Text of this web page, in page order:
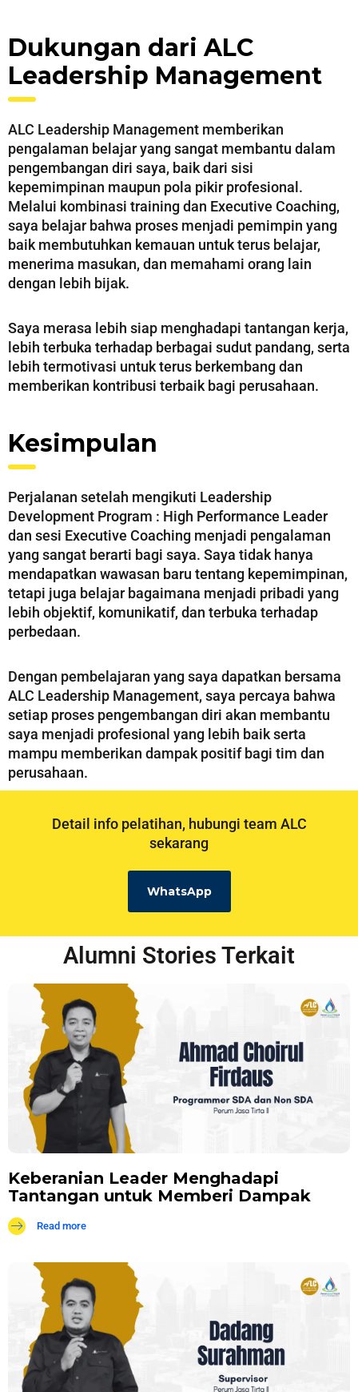
Dukungan dari ALC
Leadership Management
ALC Leadership Management memberikan
pengalaman belajar yang sangat membantu dalam
pengembangan diri saya, baik dari sisi
kepemimpinan maupun pola pikir profesional.
Melalui kombinasi training dan Executive Coaching,
saya belajar bahwa proses menjadi pemimpin yang
baik membutuhkan kemauan untuk terus belajar,
menerima masukan, dan memahami orang lain
dengan lebih bijak.
Saya merasa lebih siap menghadapi tantangan kerja,
lebih terbuka terhadap berbagai sudut pandang, serta
lebih termotivasi untuk terus berkembang dan
memberikan kontribusi terbaik bagi perusahaan.
Kesimpulan
Perjalanan setelah mengikuti Leadership
Development Program : High Performance Leader
dan sesi Executive Coaching menjadi pengalaman
yang sangat berarti bagi saya. Saya tidak hanya
mendapatkan wawasan baru tentang kepemimpinan,
tetapi juga belajar bagaimana menjadi pribadi yang
lebih objektif, komunikatif, dan terbuka terhadap
perbedaan.
Dengan pembelajaran yang saya dapatkan bersama
ALC Leadership Management, saya percaya bahwa
setiap proses pengembangan diri akan membantu
saya menjadi profesional yang lebih baik serta
mampu memberikan dampak positif bagi tim dan
perusahaan.
Detail info pelatihan, hubungi team ALC
sekarang
WhatsApp
Alumni Stories Terkait
Keberanian Leader Menghadapi
Tantangan untuk Memberi Dampak
Read more